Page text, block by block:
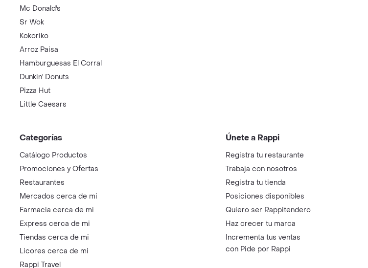
Mc Donald's
Sr Wok
Kokoriko
Arroz Paisa
Hamburguesas El Corral
Dunkin' Donuts
Pizza Hut
Little Caesars
Categorías
Catálogo Productos
Promociones y Ofertas
Restaurantes
Mercados cerca de mi
Farmacia cerca de mi
Express cerca de mi
Tiendas cerca de mi
Licores cerca de mi
Rappi Travel
Únete a Rappi
Registra tu restaurante
Trabaja con nosotros
Registra tu tienda
Posiciones disponibles
Quiero ser Rappitendero
Haz crecer tu marca
Incrementa tus ventas
con Pide por Rappi